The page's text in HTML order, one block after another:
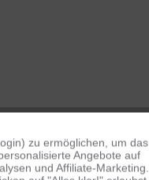
Aktiv
zu ermöglichen, um das
Angebote auf
und Affiliate-Marketing.